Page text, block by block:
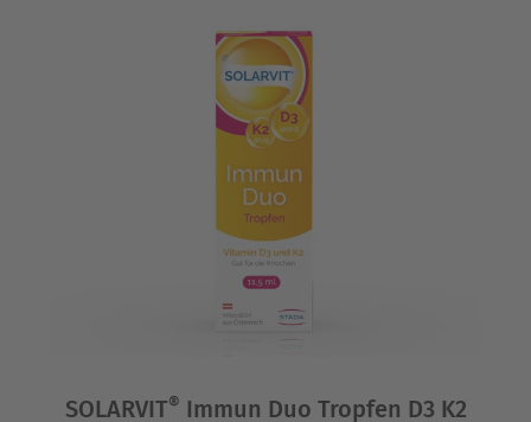
SOLARVIT® Immun Duo Tropfen D3 K2